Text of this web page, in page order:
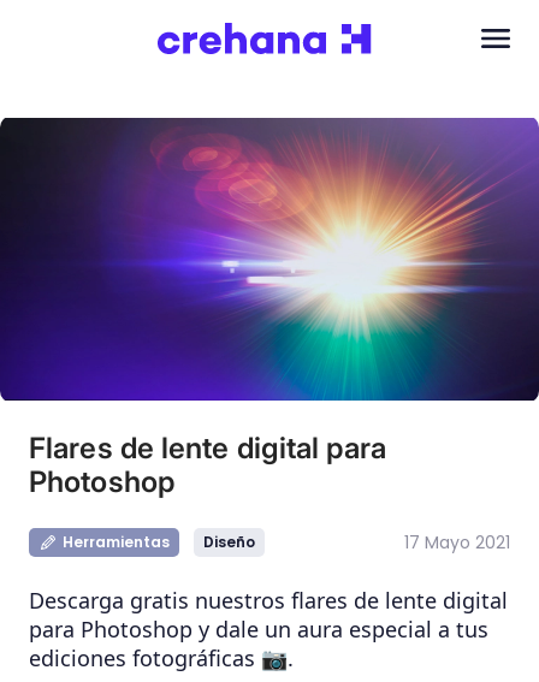
Flares de lente digital para
Photoshop
Herramientas Diseño 17 Mayo 2021
Descarga gratis nuestros flares de lente digital
para Photoshop y dale un aura especial a tus
ediciones fotográficas 📷.